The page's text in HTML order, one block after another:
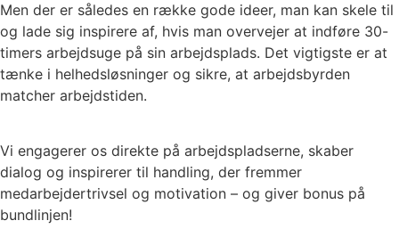
Men der er således en række gode ideer, man kan skele til
og lade sig inspirere af, hvis man overvejer at indføre 30-
timers arbejdsuge på sin arbejdsplads. Det vigtigste er at
tænke i helhedsløsninger og sikre, at arbejdsbyrden
matcher arbejdstiden.
Vi engagerer os direkte på arbejdspladserne, skaber
dialog og inspirerer til handling, der fremmer
medarbejdertrivsel og motivation – og giver bonus på
bundlinjen!